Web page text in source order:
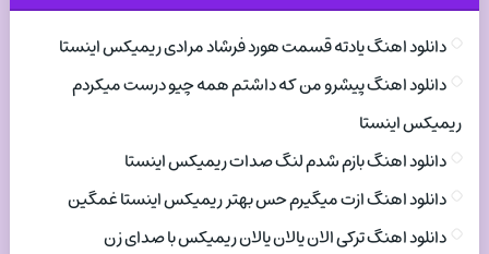
دانلود اهنگ یادته قسمت هورد فرشاد مرادی ریمیکس اینستا
دانلود اهنگ پیشرو من که داشتم همه چیو درست میکردم
ریمیکس اینستا
دانلود اهنگ بازم شدم لنگ صدات ریمیکس اینستا
دانلود اهنگ ازت میگیرم حس بهتر ریمیکس اینستا غمگین
دانلود اهنگ ترکی الان یالان یالان ریمیکس با صدای زن